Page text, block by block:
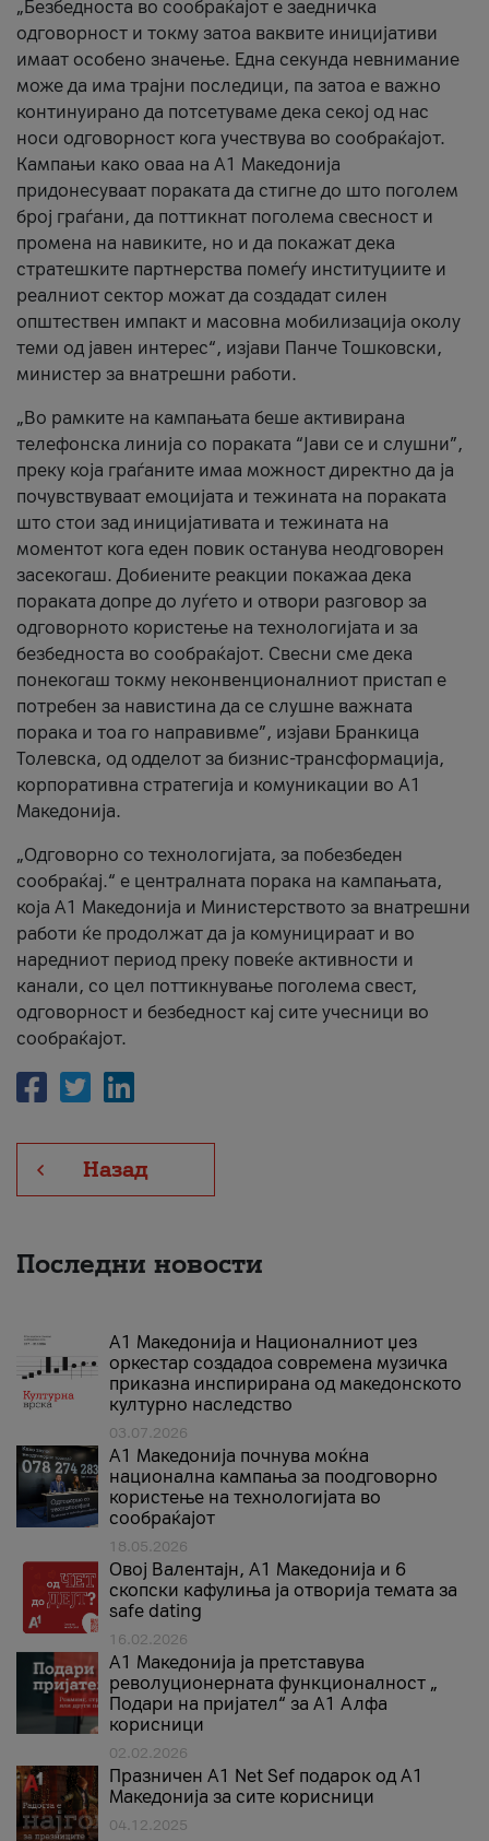
„Безбедноста во сообраќајот е заедничка
одговорност и токму затоа ваквите иницијативи
имаат особено значење. Една секунда невнимание
може да има трајни последици, па затоа е важно
континуирано да потсетуваме дека секој од нас
носи одговорност кога учествува во сообраќајот.
Кампањи како оваа на A1 Македонија
придонесуваат пораката да стигне до што поголем
број граѓани, да поттикнат поголема свесност и
промена на навиките, но и да покажат дека
стратешките партнерства помеѓу институциите и
реалниот сектор можат да создадат силен
општествен импакт и масовна мобилизација околу
теми од јавен интерес“, изјави Панче Тошковски,
министер за внатрешни работи.
„Во рамките на кампањата беше активирана
телефонска линија со пораката “Јави се и слушни”,
преку која граѓаните имаа можност директно да ја
почувствуваат емоцијата и тежината на пораката
што стои зад иницијативата и тежината на
моментот кога еден повик останува неодговорен
засекогаш. Добиените реакции покажаа дека
пораката допре до луѓето и отвори разговор за
одговорното користење на технологијата и за
безбедноста во сообраќајот. Свесни сме дека
понекогаш токму неконвенционалниот пристап е
потребен за навистина да се слушне важната
порака и тоа го направивме”, изјави Бранкица
Толевска, од одделот за бизнис-трансформација,
корпоративна стратегија и комуникации во А1
Македонија.
„Одговорно со технологијата, за побезбеден
сообраќај.“ е централната порака на кампањата,
која A1 Македонија и Министерството за внатрешни
работи ќе продолжат да ја комуницираат и во
наредниот период преку повеќе активности и
канали, со цел поттикнување поголема свест,
одговорност и безбедност кај сите учесници во
сообраќајот.
Назад
Последни новости
А1 Македонија и Националниот џез
оркестар создадоа современа музичка
приказна инспирирана од македонското
културно наследство
03.07.2026
A1 Македонија почнува моќна
национална кампања за поодговорно
користење на технологијата во
сообраќајот
18.05.2026
Овој Валентајн, A1 Македонија и 6
скопски кафулиња ја отворија темата за
safe dating
16.02.2026
А1 Македонија ја претставува
револуционерната функционалност „
Подари на пријател“ за А1 Алфа
корисници
02.02.2026
Празничен A1 Net Sеf подарок од А1
Македонија за сите корисници
04.12.2025